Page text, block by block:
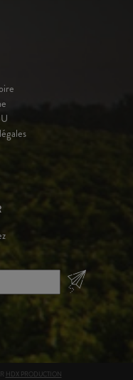
HDX PRODUCTION